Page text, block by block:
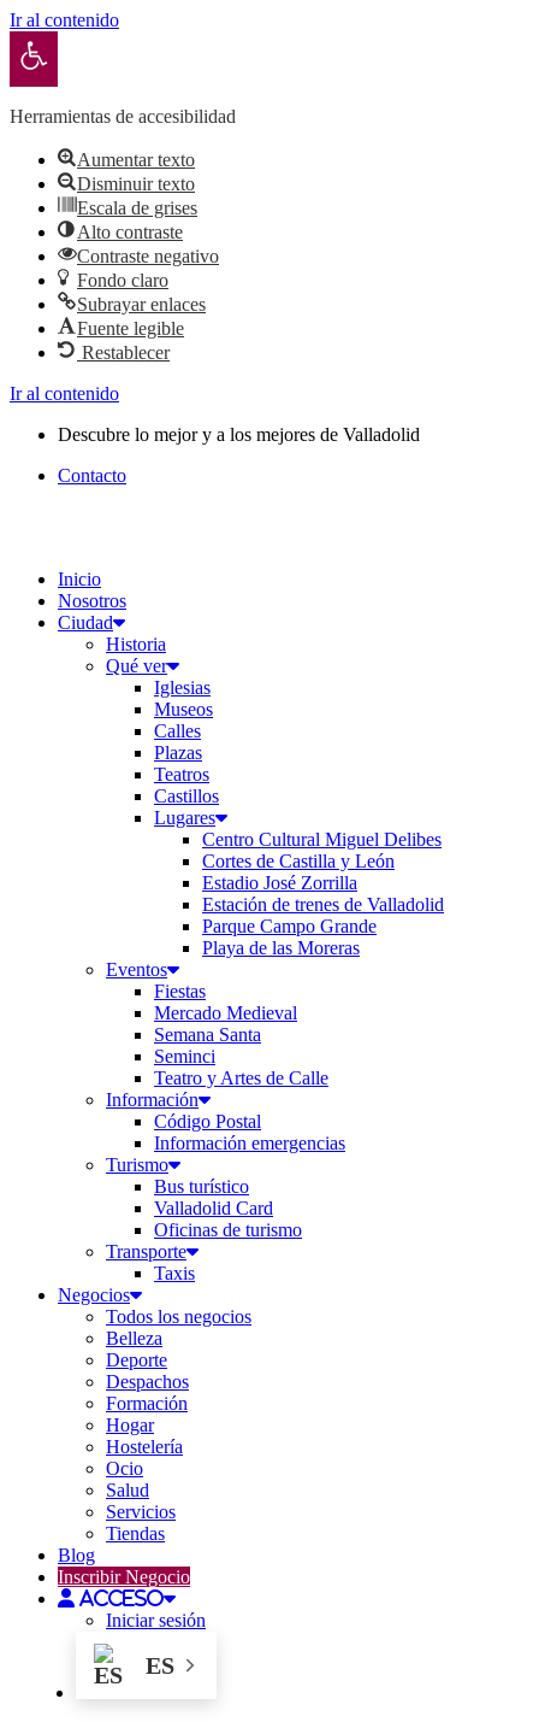
Ir al contenido
Abrir barra de herramientas
Herramientas de accesibilidad
Aumentar texto
Disminuir texto
Escala de grises
Alto contraste
Contraste negativo
Fondo claro
Subrayar enlaces
Fuente legible
Restablecer
Ir al contenido
Descubre lo mejor y a los mejores de Valladolid
Contacto
Inicio
Nosotros
Ciudad
Historia
Qué ver
Iglesias
Museos
Calles
Plazas
Teatros
Castillos
Lugares
Centro Cultural Miguel Delibes
Cortes de Castilla y León
Estadio José Zorrilla
Estación de trenes de Valladolid
Parque Campo Grande
Playa de las Moreras
Eventos
Fiestas
Mercado Medieval
Semana Santa
Seminci
Teatro y Artes de Calle
Información
Código Postal
Información emergencias
Turismo
Bus turístico
Valladolid Card
Oficinas de turismo
Transporte
Taxis
Negocios
Todos los negocios
Belleza
Deporte
Despachos
Formación
Hogar
Hostelería
Ocio
Salud
Servicios
Tiendas
Blog
Inscribir Negocio
Acceso
Iniciar sesión
ES